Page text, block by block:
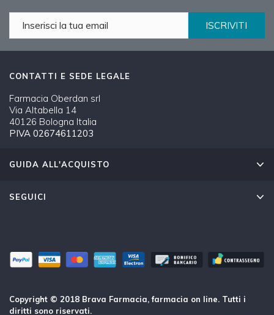
ISCRIVITI
CONTATTI E SEDE LEGALE
Farmacia Oberdan srl
Via Altabella 14
40126 Bologna Italia
PIVA 02674611203
GUIDA ALL'ACQUISTO
SEGUICI
Copyright © 2018 Brava Farmacia, farmacia on line. Tutti i
diritti sono riservati.